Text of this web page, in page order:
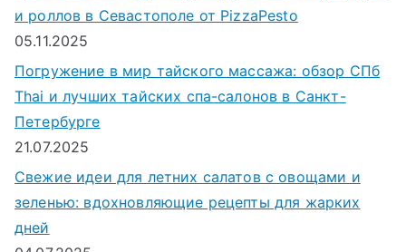
и роллов в Севастополе от PizzaPesto
05.11.2025
Погружение в мир тайского массажа: обзор СПб
Thai и лучших тайских спа-салонов в Санкт-
Петербурге
21.07.2025
Свежие идеи для летних салатов с овощами и
зеленью: вдохновляющие рецепты для жарких
дней